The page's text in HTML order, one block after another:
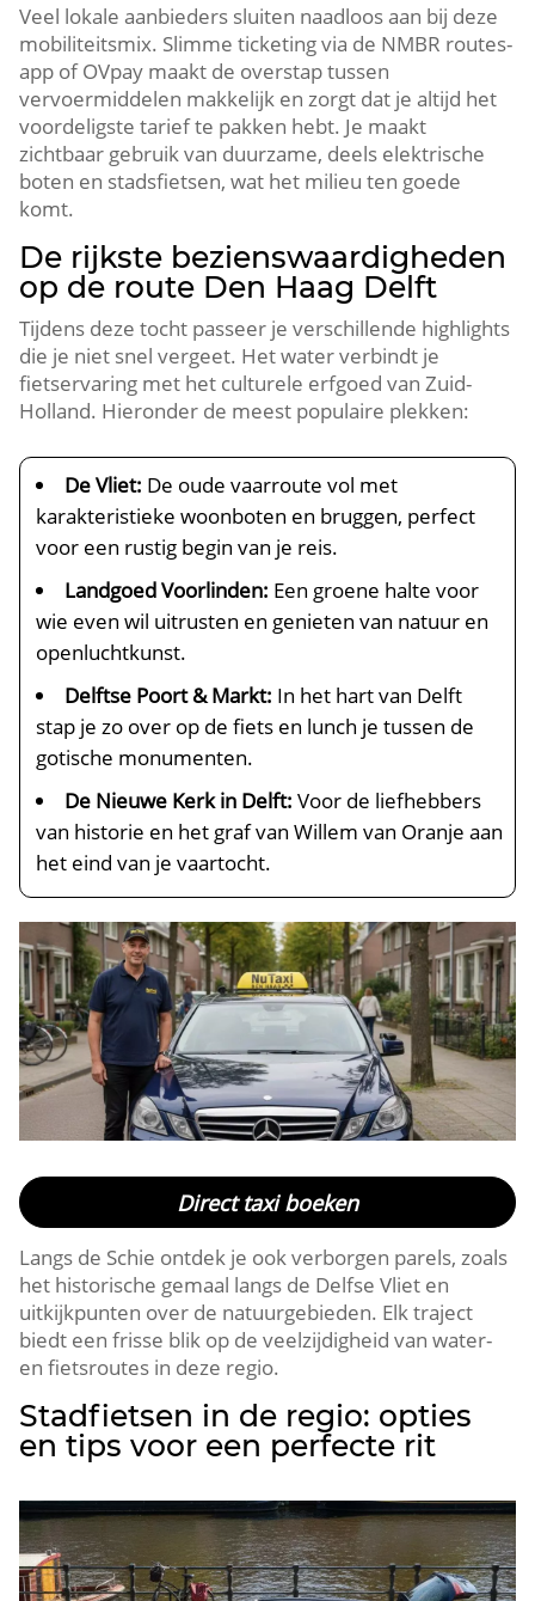
Veel lokale aanbieders sluiten naadloos aan bij deze
mobiliteitsmix.​ Slimme ticketing via de NMBR routes-
app of OVpay maakt de overstap tussen
vervoermiddelen makkelijk en zorgt dat je altijd het
voordeligste tarief te pakken hebt.​ Je maakt
zichtbaar gebruik van duurzame, deels elektrische
boten en stadsfietsen, wat het milieu ten goede
komt.​
De rijkste bezienswaardigheden
op de route Den Haag Delft
Tijdens deze tocht passeer je verschillende highlights
die je niet snel vergeet.​ Het water verbindt je
fietservaring met het culturele erfgoed van Zuid-
Holland.​ Hieronder de meest populaire plekken:
De Vliet: De oude vaarroute vol met
karakteristieke woonboten en bruggen, perfect
voor een rustig begin van je reis.​
Landgoed Voorlinden: Een groene halte voor
wie even wil uitrusten en genieten van natuur en
openluchtkunst.​
Delftse Poort & Markt: In het hart van Delft
stap je zo over op de fiets en lunch je tussen de
gotische monumenten.​
De Nieuwe Kerk in Delft: Voor de liefhebbers
van historie en het graf van Willem van Oranje aan
het eind van je vaartocht.​
Direct taxi boeken
Langs de Schie ontdek je ook verborgen parels, zoals
het historische gemaal langs de Delfse Vliet en
uitkijkpunten over de natuurgebieden.​ Elk traject
biedt een frisse blik op de veelzijdigheid van water-
en fietsroutes in deze regio.​
Stadfietsen in de regio: opties
en tips voor een perfecte rit